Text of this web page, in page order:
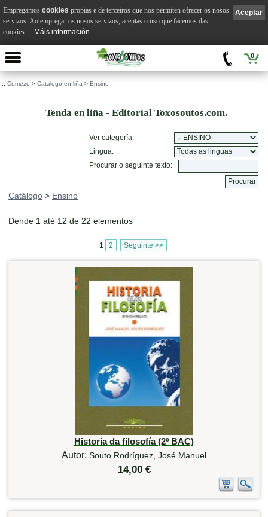
0
:: Comezo > Catálogo en liña > Ensino
Tenda en liña - Editorial Toxosoutos.com.
Ver categoría:
Lingua:
Procurar o seguinte texto:
Catálogo > Ensino
Dende 1 até 12 de 22 elementos
1 2 Seguinte >>
Historia da filosofía (2º BAC)
Autor: Souto Rodríguez, José Manuel
14,00 €
Aceptar
Empregamos cookies propias e de terceiros que nos permiten ofrecer os nosos
servizos. Ao empregar os nosos servizos, aceptas o uso que facemos das
cookies.
Máis información